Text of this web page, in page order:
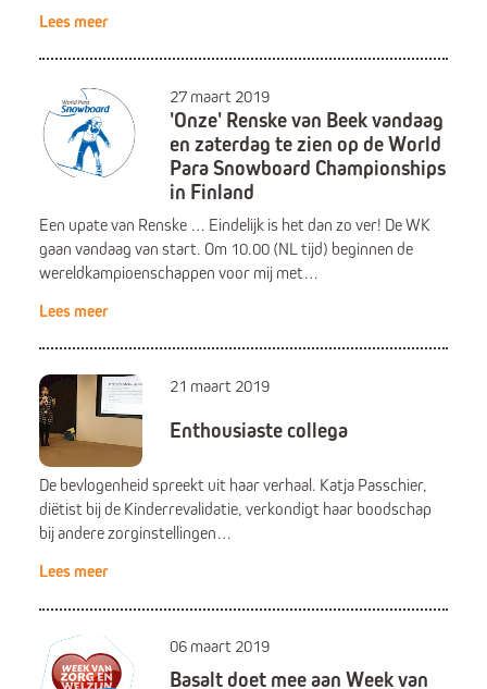
Lees meer
27 maart 2019
'Onze' Renske van Beek vandaag
en zaterdag te zien op de World
Para Snowboard Championships
in Finland
Een upate van Renske … Eindelijk is het dan zo ver! De WK
gaan vandaag van start. Om 10.00 (NL tijd) beginnen de
wereldkampioenschappen voor mij met…
Lees meer
21 maart 2019
Enthousiaste collega
De bevlogenheid spreekt uit haar verhaal. Katja Passchier,
diëtist bij de Kinderrevalidatie, verkondigt haar boodschap
bij andere zorginstellingen…
Lees meer
06 maart 2019
Basalt doet mee aan Week van